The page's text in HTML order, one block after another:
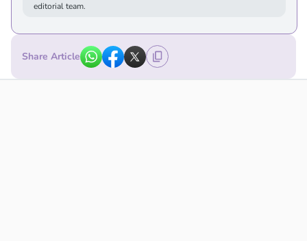
editorial team.
Share Article